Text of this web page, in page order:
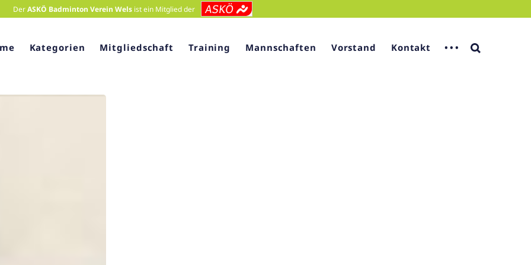
DerASKÖ Badminton Verein Wels ist ein Mitglied der
Kategorien Mitgliedschaft Training Mannschaften Vorstand Kontakt